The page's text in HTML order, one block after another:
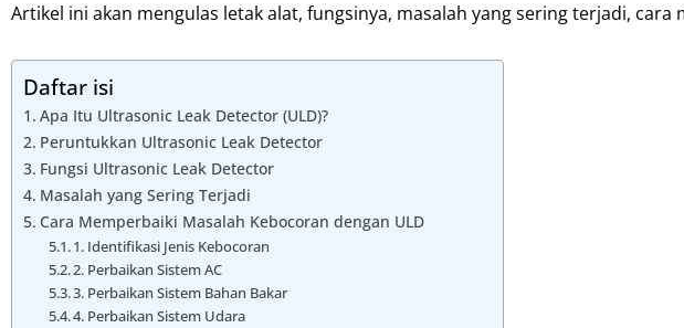
Artikel ini akan mengulas letak alat, fungsinya, masalah yang sering terjadi,
Daftar isi
Apa Itu Ultrasonic Leak Detector (ULD)?
Peruntukkan Ultrasonic Leak Detector
Fungsi Ultrasonic Leak Detector
Masalah yang Sering Terjadi
Cara Memperbaiki Masalah Kebocoran dengan ULD
1. Identifikasi Jenis Kebocoran
2. Perbaikan Sistem AC
3. Perbaikan Sistem Bahan Bakar
4. Perbaikan Sistem Udara